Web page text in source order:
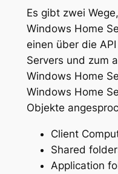
Es gibt zwei
Windows Home
einen über die
Servers und zum
Windows Home
Windows Home
Objekte
Client
Shared
Application